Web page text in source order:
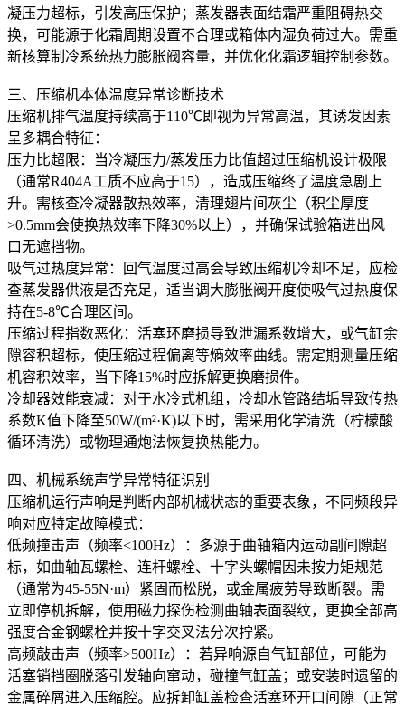
凝压力超标，引发高压保护；蒸发器表面结霜严重阻碍热交
换，可能源于化霜周期设置不合理或箱体内湿负荷过大。需重
新核算制冷系统热力膨胀阀容量，并优化化霜逻辑控制参数。
三、压缩机本体温度异常诊断技术
压缩机排气温度持续高于110℃即视为异常高温，其诱发因素
呈多耦合特征：
压力比超限：当冷凝压力/蒸发压力比值超过压缩机设计极限
（通常R404A工质不应高于15），造成压缩终了温度急剧上
升。需核查冷凝器散热效率，清理翅片间灰尘（积尘厚度
>0.5mm会使换热效率下降30%以上），并确保试验箱进出风
口无遮挡物。
吸气过热度异常：回气温度过高会导致压缩机冷却不足，应检
查蒸发器供液是否充足，适当调大膨胀阀开度使吸气过热度保
持在5-8℃合理区间。
压缩过程指数恶化：活塞环磨损导致泄漏系数增大，或气缸余
隙容积超标，使压缩过程偏离等熵效率曲线。需定期测量压缩
机容积效率，当下降15%时应拆解更换磨损件。
冷却器效能衰减：对于水冷式机组，冷却水管路结垢导致传热
系数K值下降至50W/(m²·K)以下时，需采用化学清洗（柠檬酸
循环清洗）或物理通炮法恢复换热能力。
四、机械系统声学异常特征识别
压缩机运行声响是判断内部机械状态的重要表象，不同频段异
响对应特定故障模式：
低频撞击声（频率<100Hz）：多源于曲轴箱内运动副间隙超
标，如曲轴瓦螺栓、连杆螺栓、十字头螺帽因未按力矩规范
（通常为45-55N·m）紧固而松脱，或金属疲劳导致断裂。需
立即停机拆解，使用磁力探伤检测曲轴表面裂纹，更换全部高
强度合金钢螺栓并按十字交叉法分次拧紧。
高频敲击声（频率>500Hz）：若异响源自气缸部位，可能为
活塞销挡圈脱落引发轴向窜动，碰撞气缸盖；或安装时遗留的
金属碎屑进入压缩腔。应拆卸缸盖检查活塞环开口间隙（正常